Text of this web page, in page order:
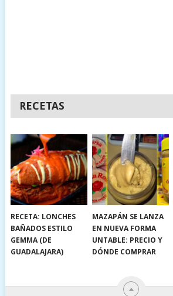
RECETAS
RECETA: LONCHES
BAÑADOS ESTILO
GEMMA (DE
GUADALAJARA)
MAZAPÁN SE LANZA
EN NUEVA FORMA
UNTABLE: PRECIO Y
DÓNDE COMPRAR